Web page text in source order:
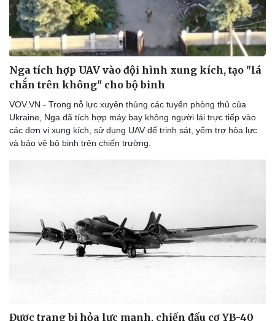
Nga tích hợp UAV vào đội hình xung kích, tạo "lá
chắn trên không" cho bộ binh
VOV.VN - Trong nỗ lực xuyên thủng các tuyến phòng thủ của
Ukraine, Nga đã tích hợp máy bay không người lái trực tiếp vào
các đơn vị xung kích, sử dụng UAV để trinh sát, yểm trợ hỏa lực
và bảo vệ bộ binh trên chiến trường.
Được trang bị hỏa lực mạnh, chiến đấu cơ YB-40